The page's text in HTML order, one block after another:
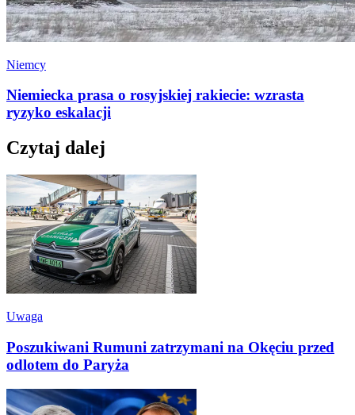
Niemcy
Niemiecka prasa o rosyjskiej rakiecie: wzrasta
ryzyko eskalacji
Czytaj dalej
Uwaga
Poszukiwani Rumuni zatrzymani na Okęciu przed
odlotem do Paryża